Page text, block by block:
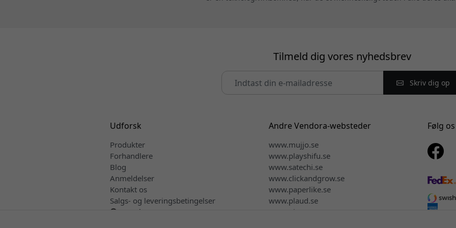
Tilmeld dig vores nyhedsbrev
Skriv dig op
Udforsk
Produkter
Forhandlere
Blog
Anmeldelser
Kontakt os
Salgs- og leveringsbetingelser
Dansk
Andre Vendora-websteder
www.mujjo.se
www.playshifu.se
www.satechi.se
www.clickandgrow.se
www.paperlike.se
www.plaud.se
www.pipetto.se
Følg